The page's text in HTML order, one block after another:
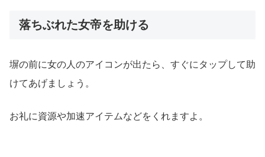
落ちぶれた女帝を助ける
塀の前に女の人のアイコンが出たら、すぐにタップして助
けてあげましょう。
お礼に資源や加速アイテムなどをくれますよ。